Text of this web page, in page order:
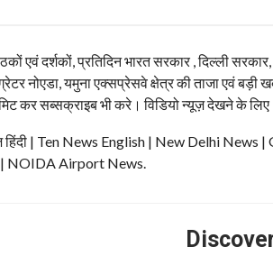
एवं दर्शकों, प्रतिदिन भारत सरकार , दिल्ली
नोएडा, यमुना एक्सप्रेसवे क्षेत्र की ताजा एवं
कर सब्सक्राइब भी करे। विडियो न्यूज़ देखने के लिए
हिंदी | Ten News English | New Delhi
NOIDA Airport News.